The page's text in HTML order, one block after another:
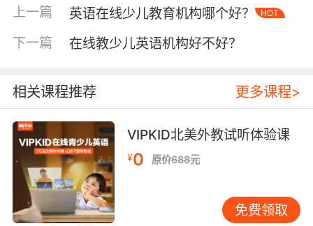
那4-5岁少儿英语的学习内容有哪些呢？有些家
长害怕说，如果课业太重了太难了，孩子这么小
不会怎么办，其实这一点家长可以不必担心，因
为一个专业的英语培训机构。他在帮助孩子启蒙
英语的时候，一定会先培养孩子对英语的兴趣。
他们会通过非常有趣的教学内容和肢体语言表达
把知识传递给孩子。机构不会硬性规定4-5岁少
儿英语必须要学习哪些内容，必须要死记硬背哪
上一篇 英语在线少儿教育机构哪个好？ HOT
下一篇 在线教少儿英语机构好不好？
相关课程推荐 更多课程>
VIPKID北美外教试听体验课
¥0 原价688元
免费领取